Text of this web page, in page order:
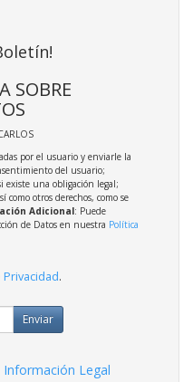
SOBRE
por el usuario y enviarle la
del usuario;
existe una obligación legal;
como otros derechos, como se
Adicional: Puede
de Datos en nuestra Política
.
Enviar
Información Legal